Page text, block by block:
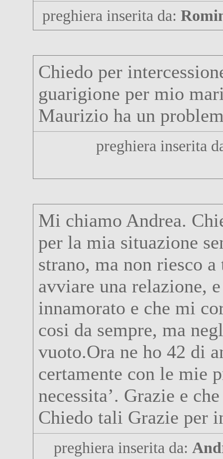
preghiera inserita da:
Chiedo per
guarigione per mio
Maurizio ha un
preghiera inserita
Mi chiamo Andrea.
per la mia situazione
strano, ma non riesco
avviare una relazione,
innamorato e che mi
cosi da sempre, ma
vuoto.Ora ne ho 42 di
certamente con le mie
necessita’. Grazie e
Chiedo tali Grazie per
preghiera inserita da: